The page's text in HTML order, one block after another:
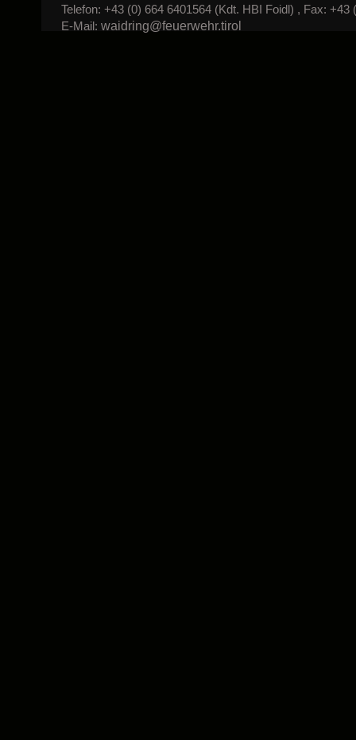
Telefon: +43 (0) 664 6401564 (Kdt. HBI Foidl) , Fax: +43
E-Mail: waidring@feuerwehr.tirol